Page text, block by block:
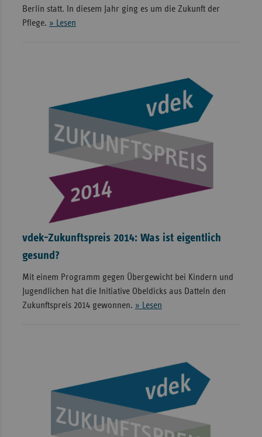
Berlin statt. In diesem Jahr ging es um die Zukunft der
Pflege. » Lesen
vdek-Zukunftspreis 2014: Was ist eigentlich
gesund?
Mit einem Programm gegen Übergewicht bei Kindern und
Jugendlichen hat die Initiative Obeldicks aus Datteln den
Zukunftspreis 2014 gewonnen. » Lesen